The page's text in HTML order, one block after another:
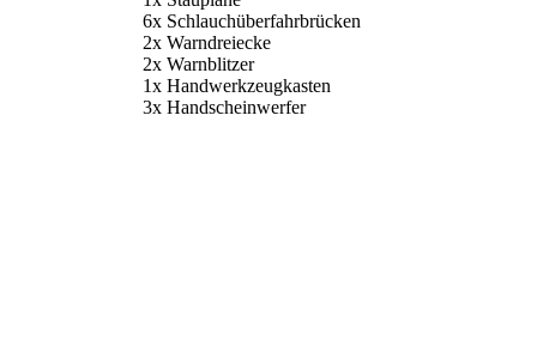
6x Schlauchüberfahrbrücken
2x Warndreiecke
2x Warnblitzer
1x Handwerkzeugkasten
3x Handscheinwerfer